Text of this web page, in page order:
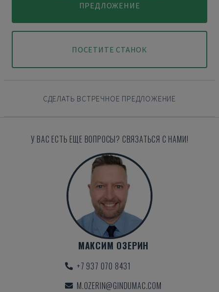
ПРЕДЛОЖЕНИЕ
ПОСЕТИТЕ СТАНОК
СДЕЛАТЬ ВСТРЕЧНОЕ ПРЕДЛОЖЕНИЕ
У ВАС ЕСТЬ ЕЩЕ ВОПРОСЫ? СВЯЗАТЬСЯ С НАМИ!
МАКСИМ ОЗЕРИН
+7 937 070 8431
M.OZERIN@GINDUMAC.COM